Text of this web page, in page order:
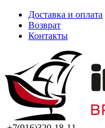
Доставка и оплата
Возврат
Контакты